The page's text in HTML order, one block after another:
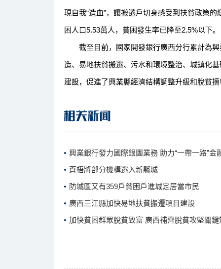
現自我“造血”，讓搬遷戶切身感受到扶貧政策
困人口5.53萬人，貧困發生率已降至2.5%以下。
截至目前，國家開發銀行廣西分行累計為興
造、易地扶貧搬遷、污水和環境整治、城鎮化
建設，促進了興業縣經濟結構調整升級和脫貧
興業銀行發力國際銀團業務 助力“一帶一路”金
蒼梧將部分機構遷入新縣城
防城區又有359戶貧困戶進城定居當市民
廣西三江縣加快易地扶貧搬遷項目建設
加快貧困群眾脫貧致富 廣西補齊脫貧攻堅關鍵